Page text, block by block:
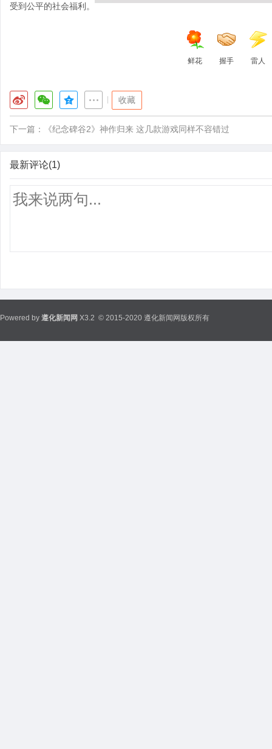
受到公平的社会福利。
鲜花 握手 雷人
收藏
下一篇： 《纪念碑谷2》神作归来 这几款游戏同样不容错过
最新评论(1)
Powered by 遵化新闻网 X3.2 © 2015-2020 遵化新闻网版权所有